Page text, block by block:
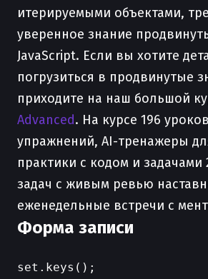
итерируемыми объектами,
уверенное знание
JavaScript. Если вы хотите
погрузиться в продвинутые
приходите на наш большой
Advanced. На курсе 196
упражнений, AI-тренажеры
практики с кодом и
задач с живым ревью
еженедельные встречи с
Форма записи